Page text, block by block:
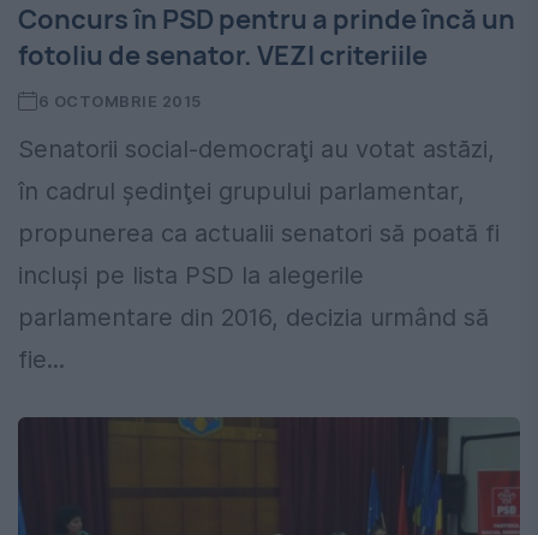
Concurs în PSD pentru a prinde încă un
fotoliu de senator. VEZI criteriile
6 OCTOMBRIE 2015
Senatorii social-democraţi au votat astăzi,
în cadrul şedinţei grupului parlamentar,
propunerea ca actualii senatori să poată fi
incluşi pe lista PSD la alegerile
parlamentare din 2016, decizia urmând să
fie...